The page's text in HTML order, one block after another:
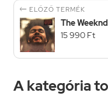
 ELŐZŐ TERMÉK
The
15 990 Ft
A kategória